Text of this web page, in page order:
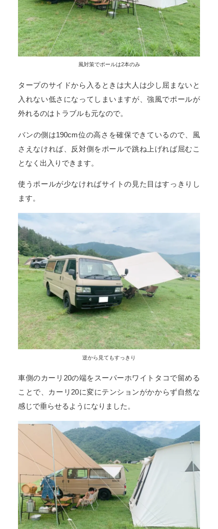
風対策でポールは2本のみ
タープのサイドから入るときは大人は少し屈まないと
入れない低さになってしまいますが、強風でポールが
外れるのはトラブルも元なので。
バンの側は190cm位の高さを確保できているので、風
さえなければ、反対側をポールで跳ね上げれば屈むこ
となく出入りできます。
使うポールが少なければサイトの見た目はすっきりし
ます。
逆から見てもすっきり
車側のカーリ20の端をスーパーホワイトタコで留める
ことで、カーリ20に変にテンションがかからず自然な
感じで垂らせるようになりました。